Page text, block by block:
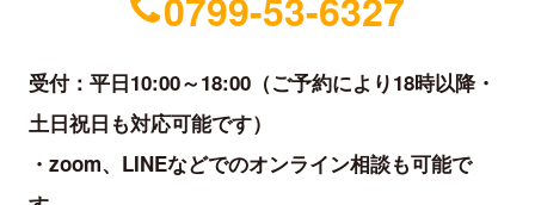
受付：平日10:00～18:00（ご予約により18時以降・
土日祝日も対応可能です）
・zoom、LINEなどでのオンライン相談も可能で